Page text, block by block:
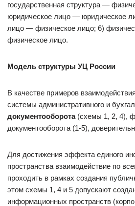
государственная структура —
юридическое лицо — юридическое
лицо — физическое лицо; 6)
физическое лицо.
Модель структуры УЦ России
В качестве примеров
системы административного и
документооборота(схемы 1, 2, 4),
документооборота (1-5),
Для достижения эффекта единого
пространства взаимодействие по
проходить в рамках создания
этом схемы 1, 4 и 5 допускают
информационных пространств